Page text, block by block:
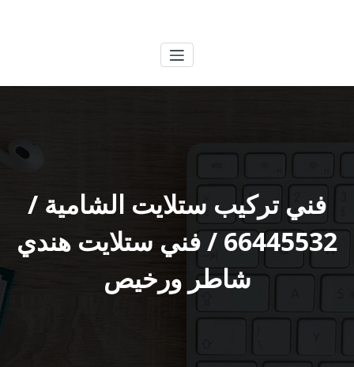
فني تركيب ستلايت الشامية /
66445532 / فني ستلايت هندي
شاطر ورخيص